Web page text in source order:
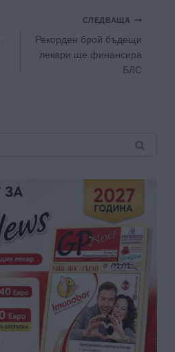
СЛЕДВАЩА
Рекорден брой бъдещи
лекари ще финансира
БЛС